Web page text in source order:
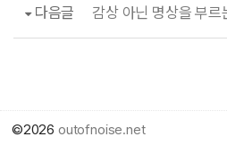
다음글 감상 아닌 명상을 부르
©2026 outofnoise.net